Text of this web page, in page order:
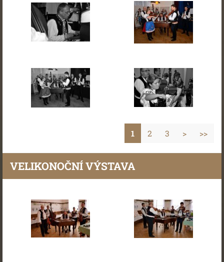
1 2 3 > >>
VELIKONOČNÍ VÝSTAVA